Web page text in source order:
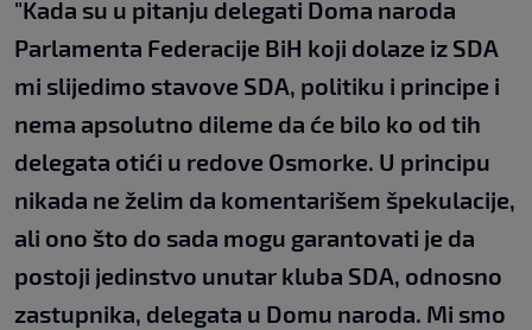
"Kada su u pitanju delegati Doma naroda
Parlamenta Federacije BiH koji dolaze iz SDA
mi slijedimo stavove SDA, politiku i principe i
nema apsolutno dileme da će bilo ko od tih
delegata otići u redove Osmorke. U principu
nikada ne želim da komentarišem špekulacije,
ali ono što do sada mogu garantovati je da
postoji jedinstvo unutar kluba SDA, odnosno
zastupnika, delegata u Domu naroda. Mi smo